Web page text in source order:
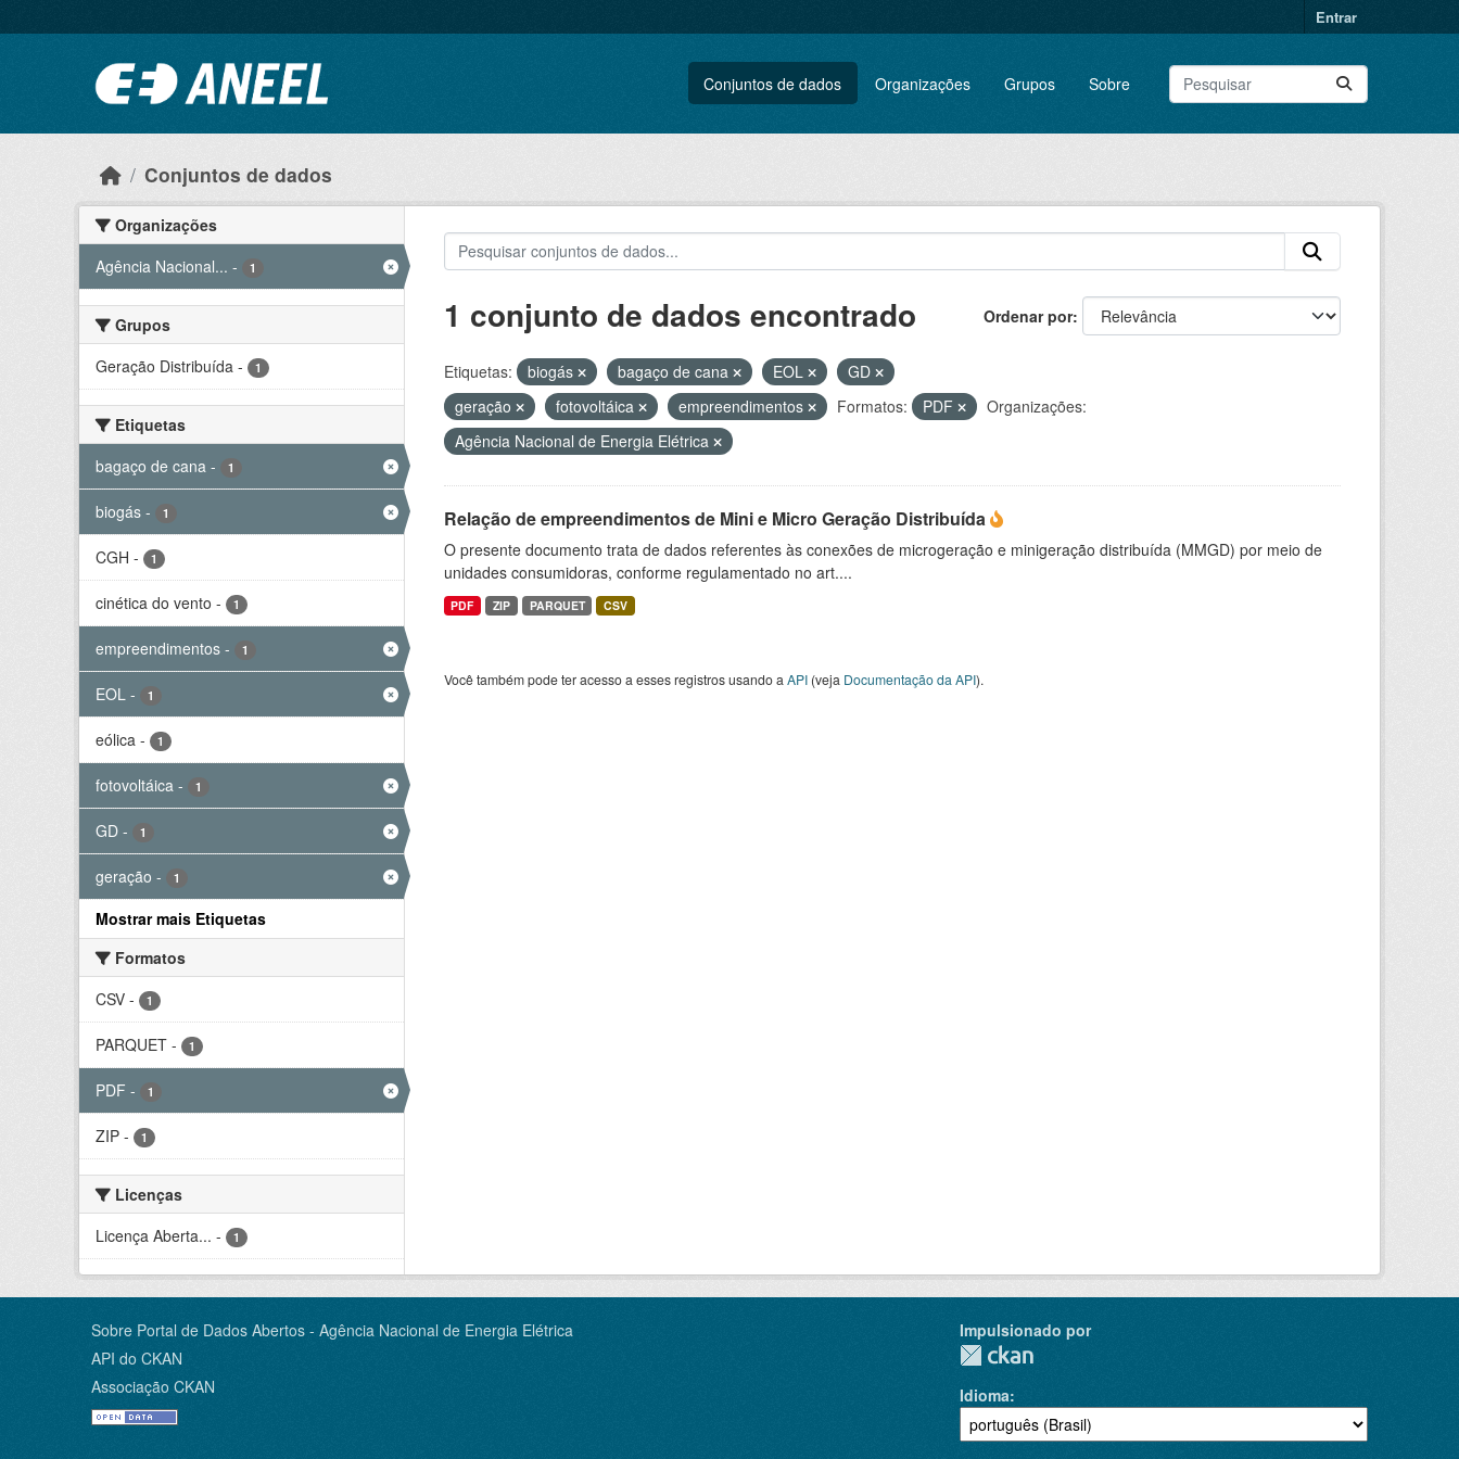
Entrar
Conjuntos de dados Organizações Grupos Sobre
Conjuntos de dados
Organizações
Agência Nacional... - 1
Grupos
Geração Distribuída - 1
Etiquetas
bagaço de cana - 1
biogás - 1
CGH - 1
cinética do vento - 1
empreendimentos - 1
EOL - 1
eólica - 1
fotovoltáica - 1
GD - 1
geração - 1
Mostrar mais Etiquetas
Formatos
CSV - 1
PARQUET - 1
PDF - 1
ZIP - 1
Licenças
Licença Aberta... - 1
Ordenar por
1 conjunto de dados encontrado
Etiquetas: biogás bagaço de cana EOL
GD
geração
fotovoltáica empreendimentos Formatos: PDF
Organizações:
Agência Nacional de Energia Elétrica
Relação de empreendimentos de Mini e Micro Geração Distribuída
O presente documento trata de dados referentes às conexões de microgeração e minigeração distribuída (MMGD) por meio de
unidades consumidoras, conforme regulamentado no art....
PDF ZIP PARQUET CSV
Você também pode ter acesso a esses registros usando a API(veja Documentação da API).
Sobre Portal de Dados Abertos - Agência Nacional de Energia Elétrica
API do CKAN
Associação CKAN
Impulsionado por
Idioma